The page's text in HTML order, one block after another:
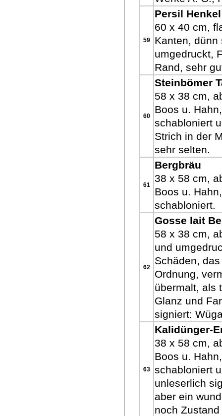
59
Persil Henkel
60 x 40 cm,
Kanten, dünn
umgedruckt,
Rand, sehr
60
Steinbömer
58 x 38 cm,
Boos u.
schabloniert
Strich in der
sehr selten.
61
Bergbräu
38 x 58 cm,
Boos u.
schabloniert.
62
Gosse lait
58 x 38 cm,
und
Schäden,
Ordnung,
übermalt, als
Glanz und
signiert:
63
Kalidünger-
38 x 58 cm,
Boos u.
schabloniert
unleserlich
aber ein
noch Zustand